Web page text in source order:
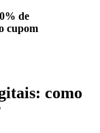
de
cupom
como